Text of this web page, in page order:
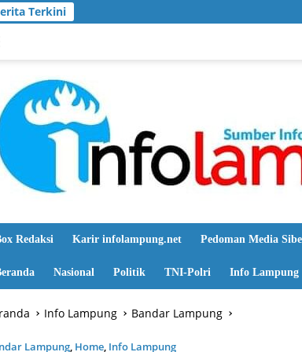
Terkini
Redaksi Karir infolampung.net Pedoman Media
Nasional Politik TNI-Polri Info Lampung
Info Lampung Bandar Lampung
Lampung, Home, Info Lampung